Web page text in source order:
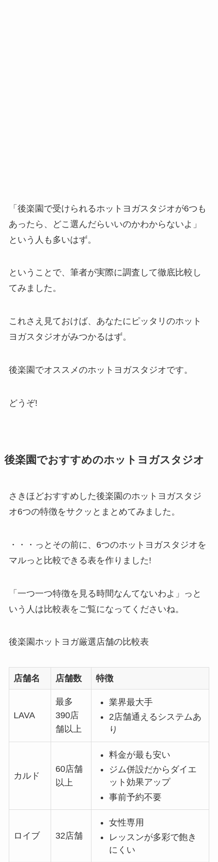
「後楽園で受けられるホットヨガスタジオが6つも
あったら、どこ選んだらいいのかわからないよ」
という人も多いはず。
ということで、筆者が実際に調査して徹底比較し
てみました。
これさえ見ておけば、あなたにピッタリのホット
ヨガスタジオがみつかるはず。
後楽園でオススメのホットヨガスタジオです。
どうぞ!
後楽園でおすすめのホットヨガスタジオ
さきほどおすすめした後楽園のホットヨガスタジ
オ6つの特徴をサクッとまとめてみました。
・・・っとその前に、6つのホットヨガスタジオを
マルっと比較できる表を作りました!
「一つ一つ特徴を見る時間なんてないわよ」っと
いう人は比較表をご覧になってくださいね。
後楽園ホットヨガ厳選店舗の比較表
店舗名 店舗数 特徴
LAVA
最多
390店
舗以上
業界最大手
2店舗通えるシステムあ
り
カルド
60店舗
以上
料金が最も安い
ジム併設だからダイエ
ット効果アップ
事前予約不要
ロイブ 32店舗
女性専用
レッスンが多彩で飽き
にくい